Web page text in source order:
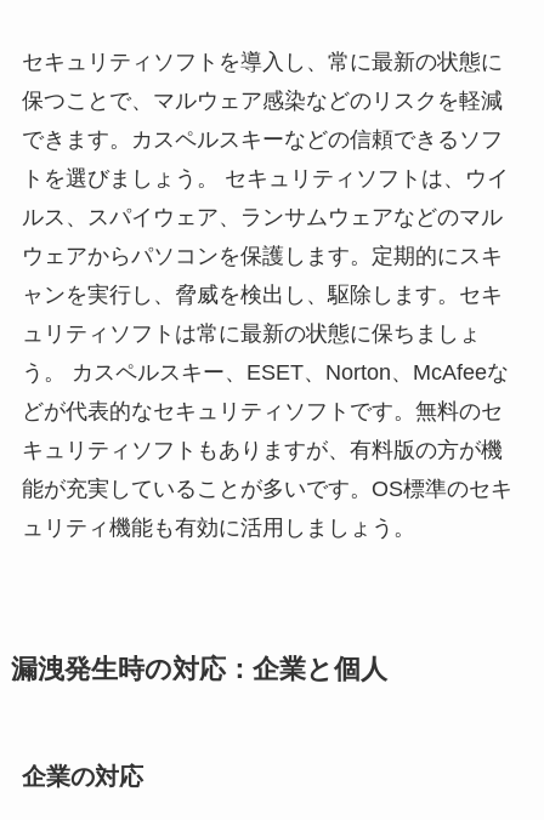
セキュリティソフトを導入し、常に最新の状態に
保つことで、マルウェア感染などのリスクを軽減
できます。カスペルスキーなどの信頼できるソフ
トを選びましょう。 セキュリティソフトは、ウイ
ルス、スパイウェア、ランサムウェアなどのマル
ウェアからパソコンを保護します。定期的にスキ
ャンを実行し、脅威を検出し、駆除します。セキ
ュリティソフトは常に最新の状態に保ちましょ
う。 カスペルスキー、ESET、Norton、McAfeeな
どが代表的なセキュリティソフトです。無料のセ
キュリティソフトもありますが、有料版の方が機
能が充実していることが多いです。OS標準のセキ
ュリティ機能も有効に活用しましょう。
漏洩発生時の対応：企業と個人
企業の対応